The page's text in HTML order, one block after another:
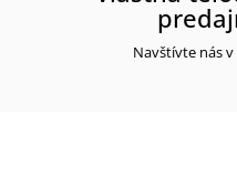
Navštívte nás